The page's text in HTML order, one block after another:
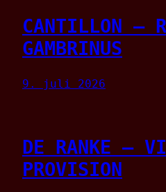
CANTILLON –
GAMBRINUS
9. juli 2026
DE RANKE –
PROVISION